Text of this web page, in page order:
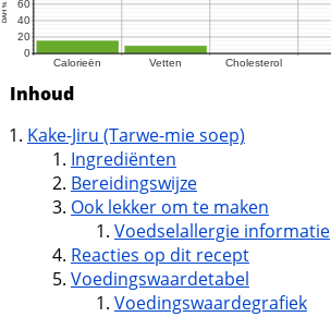
Inhoud
Kake-Jiru (Tarwe-mie soep)
Ingrediënten
Bereidingswijze
Ook lekker om te maken
Voedselallergie informatie
Reacties op dit recept
Voedingswaardetabel
Voedingswaardegrafiek